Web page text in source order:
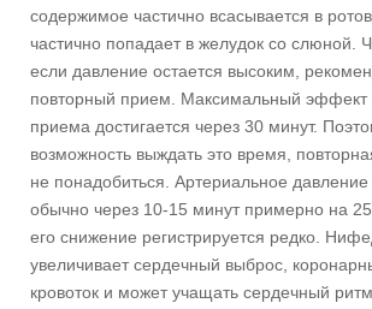
содержимое частично всасывается в
частично попадает в желудок со слюной.
если давление остается высоким,
повторный прием. Максимальный эффект
приема достигается через 30 минут.
возможность выждать это время,
не понадобиться. Артериальное давление
обычно через 10-15 минут примерно на
его снижение регистрируется редко.
увеличивает сердечный выброс,
кровоток и может учащать сердечный